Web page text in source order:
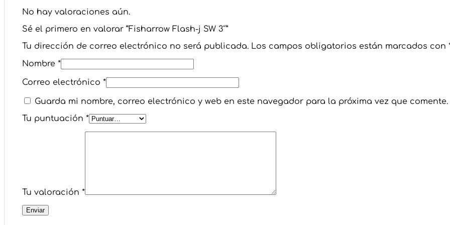
No hay valoraciones aún.
Sé el primero en valorar “Fisharrow Flash-j SW 3″”
Tu dirección de correo electrónico no será publicada. Los campos obligatorios están marcados con
Nombre *
Correo electrónico *
Guarda mi nombre, correo electrónico y web en este navegador para la próxima vez que comente.
Tu puntuación *
Tu valoración *